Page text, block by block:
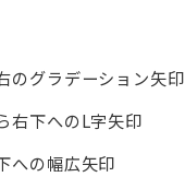
のグラデーション矢印
右下へのL字矢印
への幅広矢印